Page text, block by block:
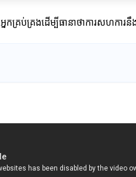
គ្រប់គ្រងដើម្បីធានាថាការសហការ